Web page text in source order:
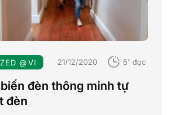
@VI 21/12/2020 5' đọc
đèn thông minh tự
đèn